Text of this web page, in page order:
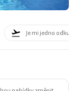
Je mi jedno odkud